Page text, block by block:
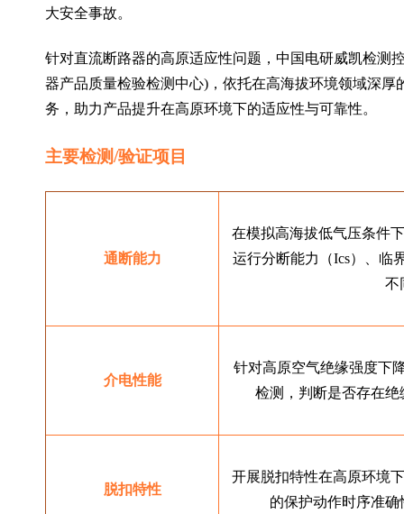
大安全事故。
针对直流断路器的高原适应性问题，中国电研威凯检测
器产品质量检验检测中心)，依托在高海拔环境领域深
务，助力产品提升在高原环境下的适应性与可靠性。
主要检测/验证项目
通断能力
在模拟高海拔低气压条件
运行分断能力（Ics）、临
不
介电性能
针对高原空气绝缘强度下
检测，判断是否存在
脱扣特性
开展脱扣特性在高原环境
的保护动作时序准